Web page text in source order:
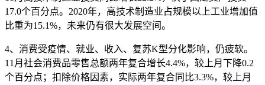
17.0个百分点。2020年，高技术制造业占规模以上工业增加值
比重为15.1%，未来仍有很大发展空间。
4、消费受疫情、就业、收入、复苏K型分化影响，仍疲软。
11月社会消费品零售总额两年复合增长4.4%，较上月下降0.2
个百分点；扣除价格因素，实际两年复合同比3.3%，较上月